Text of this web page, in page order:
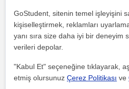
Her iki düğmeye tıklayarak, şartlar
politikamızıkabul etmiş olursunuz
GoStudent, sitenin temel işleyişini
kişiselleştirmek, reklamları
yanı sıra size daha iyi bir deneyim
verileri depolar.
"Kabul Et" seçeneğine tıklayarak,
etmiş olursunuzÇerez Politikası ve